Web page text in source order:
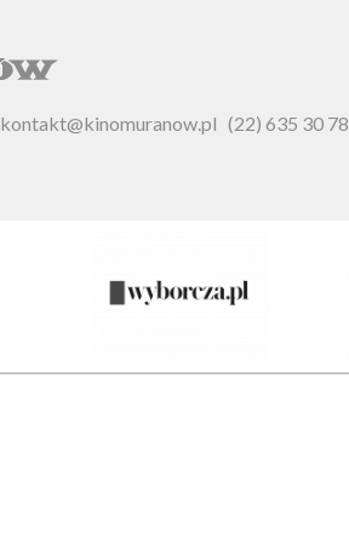
kontakt@kinomuranow.pl (22) 635 30 78